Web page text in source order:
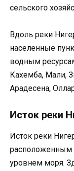
сельского
Вдоль реки
населенные
водным
Кахемба, Мали,
Арадесена,
Исток реки
Исток реки
расположенным
уровнем моря.